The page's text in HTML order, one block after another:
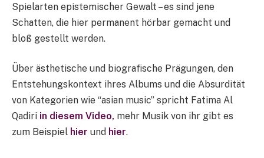
Spielarten epistemischer Gewalt – es sind jene
Schatten, die hier permanent hörbar gemacht und
bloß gestellt werden.
Über ästhetische und biografische Prägungen, den
Entstehungskontext ihres Albums und die Absurdität
von Kategorien wie “asian music” spricht Fatima Al
Qadiri in diesem Video, mehr Musik von ihr gibt es
zum Beispiel hier und hier.